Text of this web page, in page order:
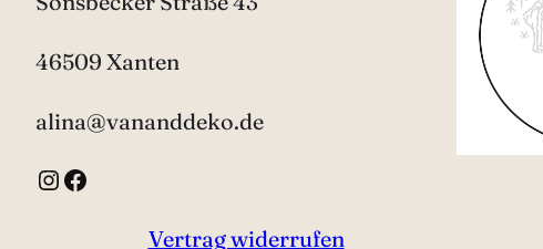
46509 Xanten
alina@vananddeko.de
InstagramFacebook
Vertrag widerrufen